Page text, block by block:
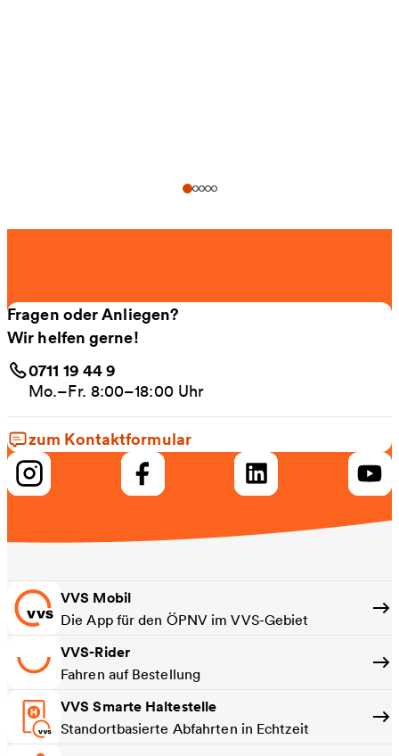
Fragen oder Anliegen?
Wir helfen gerne!
0711 19 44 9
Mo.–Fr. 8:00–18:00 Uhr
zum Kontaktformular
VVS Mobil
Die App für den ÖPNV im VVS-Gebiet
VVS-Rider
Fahren auf Bestellung
VVS Smarte Haltestelle
Standortbasierte Abfahrten in Echtzeit